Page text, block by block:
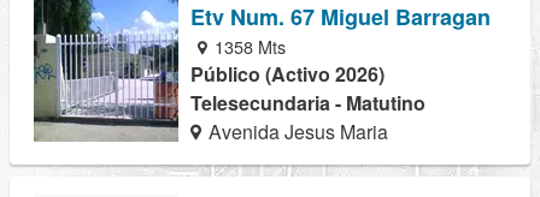
Etv Num. 67 Miguel Barragan
1358 Mts
Público (Activo 2026)
Telesecundaria - Matutino
Avenida Jesus Maria